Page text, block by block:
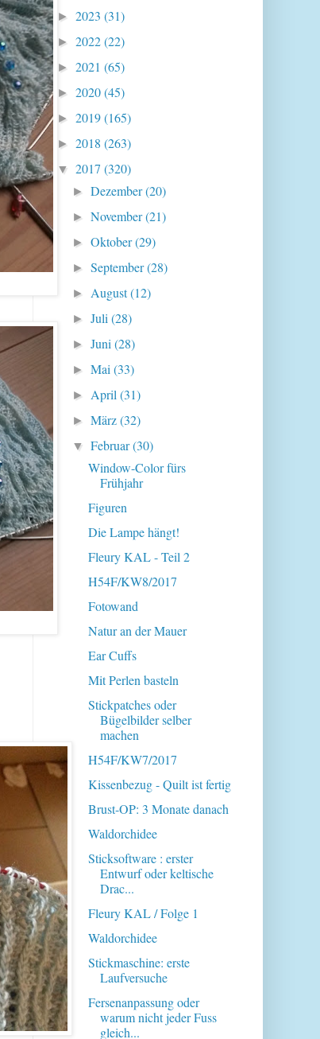
► 2023 (31)
► 2022(22)
► 2021 (65)
► 2020(45)
► 2019(165)
► 2018 (263)
▼ 2017 (320)
►Dezember(20)
►November(21)
►Oktober(29)
►September(28)
► August(12)
►Juli(28)
►Juni(28)
►Mai(33)
► April(31)
►März(32)
▼Februar(30)
Window-Color fürs
Frühjahr
Figuren
Die Lampe hängt!
Fleury KAL - Teil 2
H54F/KW8/2017
Fotowand
Natur an der Mauer
Ear Cuffs
Mit Perlen basteln
Stickpatches oder
Bügelbilder selber
machen
H54F/KW7/2017
Kissenbezug - Quilt ist fertig
Brust-OP: 3 Monate danach
Waldorchidee
Sticksoftware : erster
Entwurf oder keltische
Drac...
Fleury KAL / Folge 1
Waldorchidee
Stickmaschine: erste
Laufversuche
Fersenanpassung oder
warum nicht jeder Fuss
gleich...